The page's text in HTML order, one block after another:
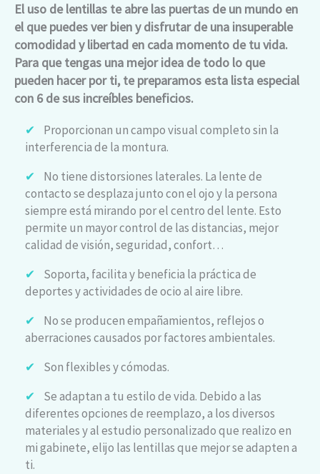
El uso de lentillas te abre las puertas de un mundo en
el que puedes ver bien y disfrutar de una insuperable
comodidad y libertad en cada momento de tu vida.
Para que tengas una mejor idea de todo lo que
pueden hacer por ti, te preparamos esta lista especial
con 6 de sus increíbles beneficios.
✔ Proporcionan un campo visual completo sin la
interferencia de la montura.
✔ No tiene distorsiones laterales. La lente de
contacto se desplaza junto con el ojo y la persona
siempre está mirando por el centro del lente. Esto
permite un mayor control de las distancias, mejor
calidad de visión, seguridad, confort…
✔ Soporta, facilita y beneficia la práctica de
deportes y actividades de ocio al aire libre.
✔ No se producen empañamientos, reflejos o
aberraciones causados por factores ambientales.
✔
Son flexibles y cómodas.
✔ Se adaptan a tu estilo de vida. Debido a las
diferentes opciones de reemplazo, a los diversos
materiales y al estudio personalizado que realizo en
mi gabinete, elijo las lentillas que mejor se adapten a
ti.